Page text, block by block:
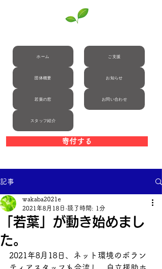
ホーム
団体概要
若葉の窓
ご支援
お知らせ
お問い合わせ
スタッフ紹介
寄付する
記事
「若葉」が動き始めまし
た。
wakaba2021e
2021年8月18日 読了時間: 1分
2021年8月18日、ネット環境のボラン